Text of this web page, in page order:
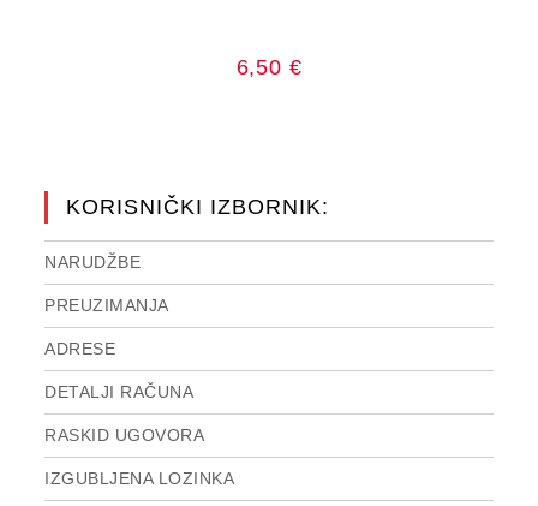
6,50 €
KORISNIČKI IZBORNIK:
NARUDŽBE
PREUZIMANJA
ADRESE
DETALJI RAČUNA
RASKID UGOVORA
IZGUBLJENA LOZINKA